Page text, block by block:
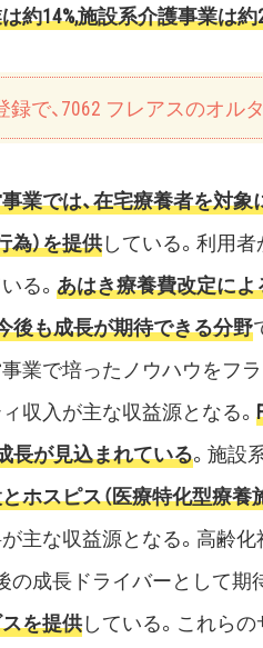
約14%,施設系介護事業は
登録で、7062 フレアスのオ
業では、在宅療養者を対象
為）を提供している。利用
る。 あはき療養費改定によ
後も成長が期待できる分野
業で培ったノウハウをフ
収入が主な収益源となる。
長が見込まれている。施設
ホスピス（医療特化型療養
主な収益源となる。高齢
の成長ドライバーとして期
を提供している。これら